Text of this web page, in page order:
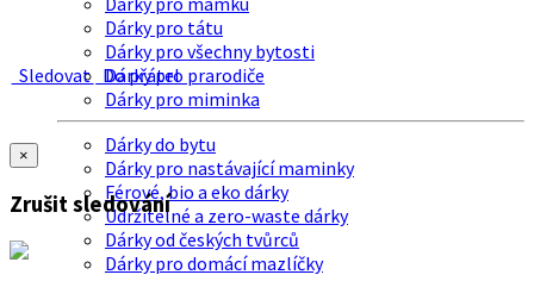
Dárky pro tátu
Dárky pro všechny bytosti
Dárky pro prarodiče
Dárky pro miminka
Dárky do bytu
Dárky pro nastávající maminky
Férové, bio a eko dárky
Udržitelné a zero-waste dárky
Dárky od českých tvůrců
Dárky pro domácí mazlíčky
Sledovat Do přátel
×
Zrušit sledování